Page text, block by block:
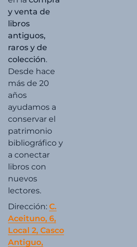
y venta de
libros
antiguos,
raros y de
colección.
Desde hace
más de 20
años
ayudamos a
conservar el
patrimonio
bibliográfico y
a conectar
libros con
nuevos
lectores.
Dirección: C.
Aceituno, 6,
Local 2, Casco
Antiguo,